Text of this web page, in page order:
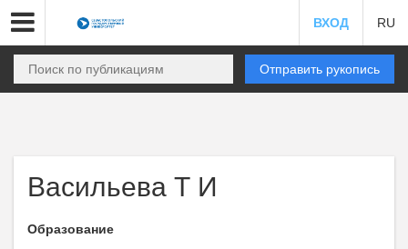
ВХОД RU
Отправить рукопись
Васильева Т И
Образование